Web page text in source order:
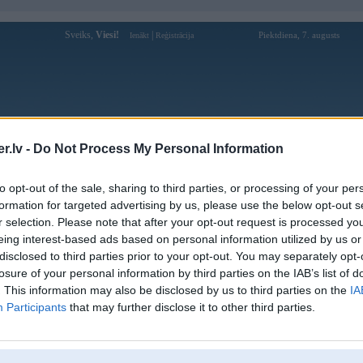
- Do Not Process My Personal Information
opt-out of the sale, sharing to third parties, or processing of your
for targeted advertising by us, please use the below opt-out
selection. Please note that after your opt-out request is processed
interest-based ads based on personal information utilized by us
to third parties prior to your opt-out. You may separately
of your personal information by third parties on the IAB’s list of
This information may also be disclosed by us to third parties on the
Participants that may further disclose it to other third parties.
Sveiks, Viesi! Ienākt Reģistrācija Piektdiena, 7. augusts
Forums Galerijas Reģistrācija Lietotāji
Lietotāja s666vntools profils
Lietotājvārds:
s666vntools
Ziņojumi forumā:
0
Pēdējie ziņojumi forumā